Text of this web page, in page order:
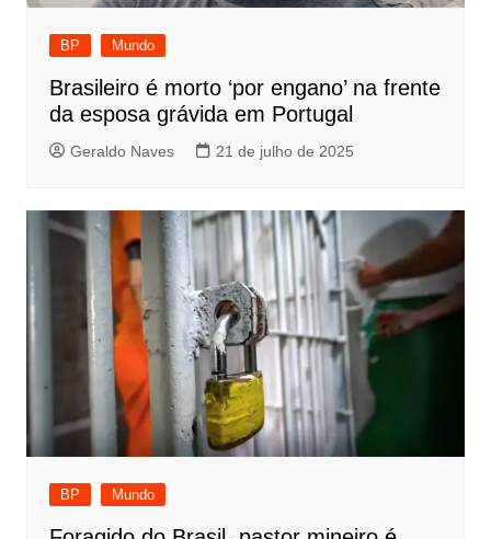
BP Mundo
Brasileiro é morto ‘por engano’ na frente
da esposa grávida em Portugal
Geraldo Naves 21 de julho de 2025
BP Mundo